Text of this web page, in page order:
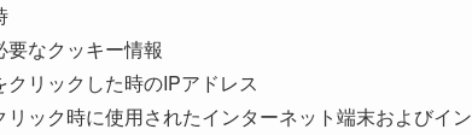
なクッキー情報
リックした時のIPアドレス
ック時に使用されたインターネット端末およびイン